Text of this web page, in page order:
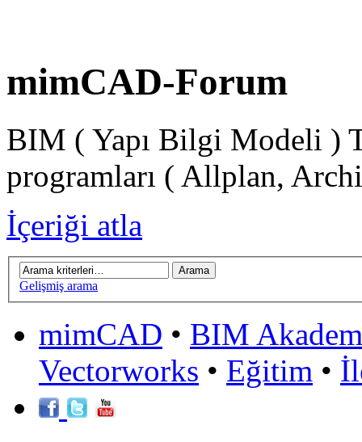
mimCAD-Forum
BIM ( Yapı Bilgi Modeli )
programları ( Allplan,
İçeriği atla
Gelişmiş arama
mimCAD • BIM
Vectorworks • Eğitim •